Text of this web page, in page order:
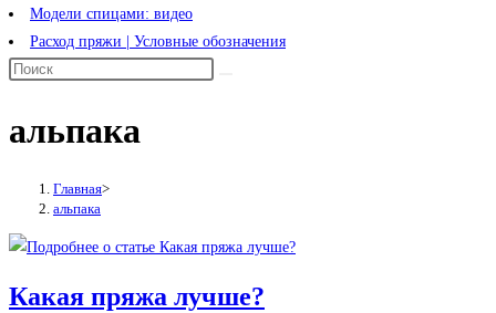
Модели спицами: видео
Расход пряжи | Условные обозначения
альпака
Главная>
альпака
Какая пряжа лучше?